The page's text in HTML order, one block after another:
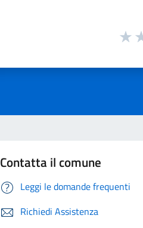
Contatta il comune
Leggi le domande frequenti
Richiedi Assistenza